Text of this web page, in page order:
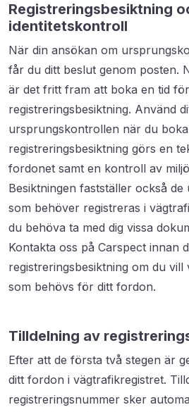
Registreringsbesiktning
identitetskontroll
När din ansökan om
får du ditt beslut genom posten.
är det fritt fram att boka en tid för
registreringsbesiktning. Använd
ursprungskontrollen när du
registreringsbesiktning görs en
fordonet samt en kontroll av
Besiktningen fastställer också
som behöver registreras i
du behöva ta med dig vissa
Kontakta oss på Carspect innan
registreringsbesiktning om du
som behövs för ditt fordon.
Tilldelning av
Efter att de första två stegen är
ditt fordon i vägtrafikregistret.
registreringsnummer sker